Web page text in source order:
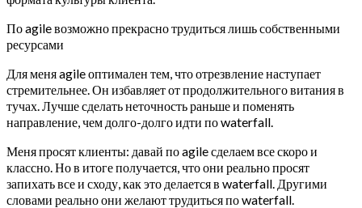
По agile возможно прекрасно трудиться лишь собственными
ресурсами
Для меня agile оптимален тем, что отрезвление наступает
стремительнее. Он избавляет от продолжительного витания в
тучах. Лучше сделать неточность раньше и поменять
направление, чем долго-долго идти по waterfall.
Меня просят клиенты: давай по agile сделаем все скоро и
классно. Но в итоге получается, что они реально просят
запихать все и сходу, как это делается в waterfall. Другими
словами реально они желают трудиться по waterfall.